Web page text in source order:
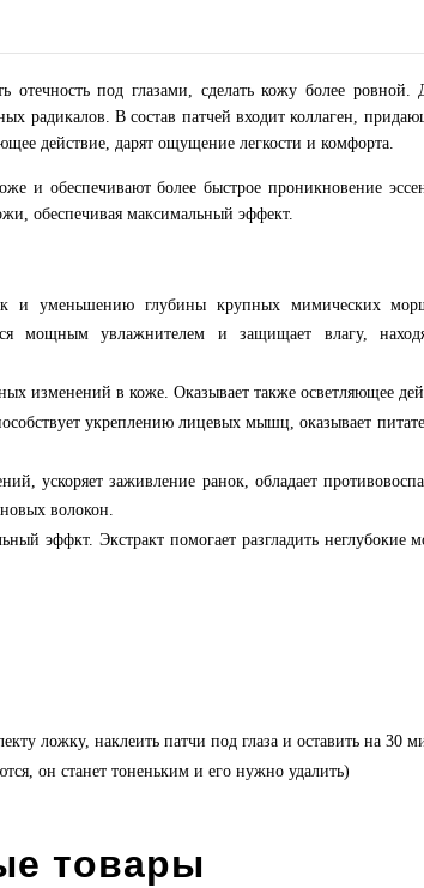
под глазами, сделать кожу более ровной.
радикалов. В состав патчей входит коллаген,
действие, дарят ощущение легкости и комфорта.
и обеспечивают более быстрое проникновение
обеспечивая максимальный эффект.
и уменьшению глубины крупных мимических
мощным увлажнителем и защищает влагу,
изменений в коже. Оказывает также осветляющее
укреплению лицевых мышц, оказывает
ускоряет заживление ранок, обладает
волокон.
эффкт. Экстракт помогает разгладить
ложку, наклеить патчи под глаза и оставить на 30
он станет тоненьким и его нужно удалить)
товары